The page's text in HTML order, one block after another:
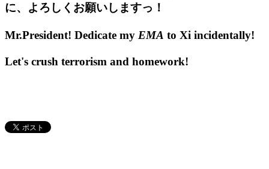
に、よろしくお願いしますっ！
Mr.President! Dedicate my EMA to Xi incidentally!
Let's crush terrorism and homework!